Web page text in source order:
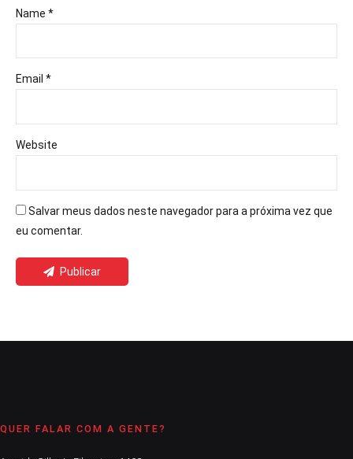
Name *
Email *
Website
Salvar meus dados neste navegador para a próxima vez que
eu comentar.
Publicar
QUER FALAR COM A GENTE?